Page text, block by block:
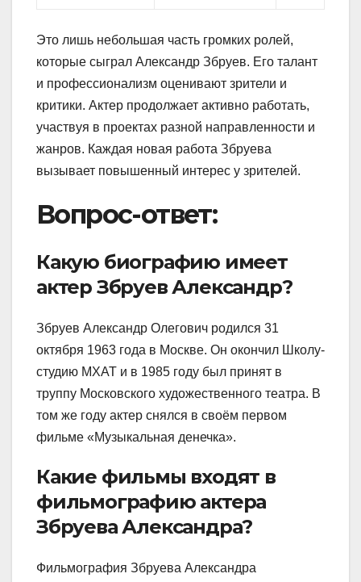
Это лишь небольшая часть громких ролей,
которые сыграл Александр Збруев. Его талант
и профессионализм оценивают зрители и
критики. Актер продолжает активно работать,
участвуя в проектах разной направленности и
жанров. Каждая новая работа Збруева
вызывает повышенный интерес у зрителей.
Вопрос-ответ:
Какую биографию имеет
актер Збруев Александр?
Збруев Александр Олегович родился 31
октября 1963 года в Москве. Он окончил Школу-
студию МХАТ и в 1985 году был принят в
труппу Московского художественного театра. В
том же году актер снялся в своём первом
фильме «Музыкальная денечка».
Какие фильмы входят в
фильмографию актера
Збруева Александра?
Фильмография Збруева Александра